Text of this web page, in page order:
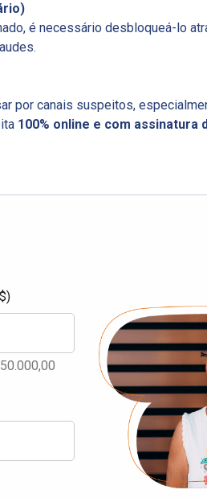
é necessário desbloqueá-lo
por canais suspeitos,
100% online e com assinatura